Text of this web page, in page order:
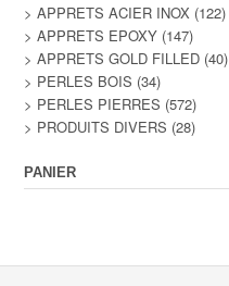
> APPRETS ACIER INOX (122)
> APPRETS EPOXY (147)
> APPRETS GOLD FILLED (40)
> PERLES BOIS (34)
> PERLES PIERRES (572)
> PRODUITS DIVERS (28)
PANIER